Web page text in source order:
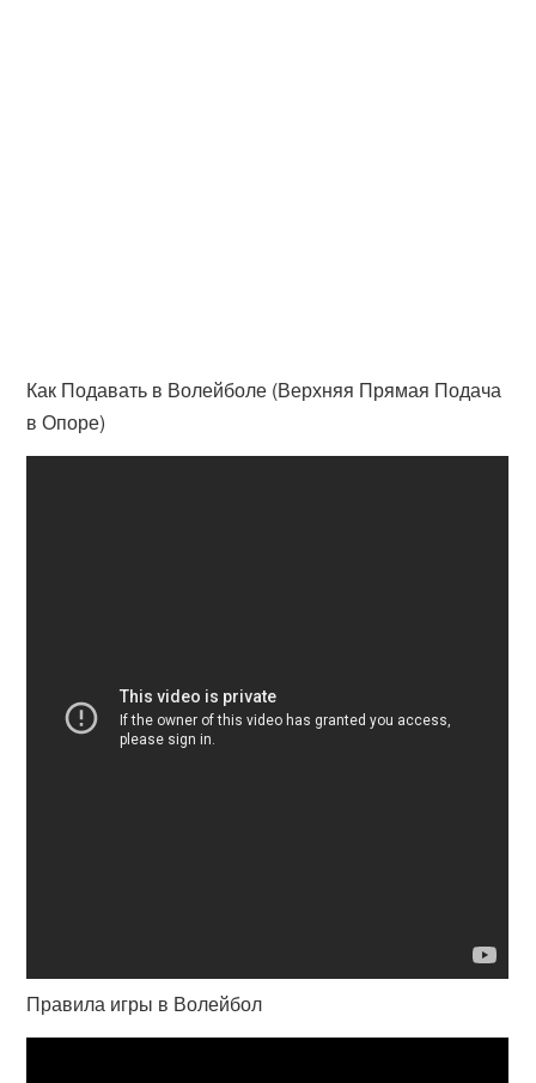
Как Подавать в Волейболе (Верхняя Прямая Подача
в Опоре)
Правила игры в Волейбол